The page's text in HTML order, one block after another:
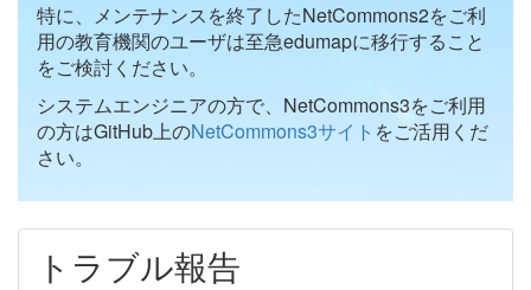
特に、メンテナンスを終了したNetCommons2をご利
用の教育機関のユーザは至急edumapに移行すること
をご検討ください。
システムエンジニアの方で、NetCommons3をご利用
の方はGitHub上のNetCommons3サイト をご活用くだ
さい。
トラブル報告